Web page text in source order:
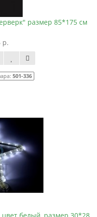
размер 85*175 см
р.
501-336